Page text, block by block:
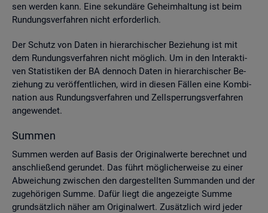
sen wer­den kann. Eine se­kun­dä­re Ge­heim­hal­tung ist beim
Run­dungs­ver­fah­ren nicht er­for­der­lich.
Der Schutz von Daten in hier­ar­chi­scher Be­zie­hung ist mit
dem Run­dungs­ver­fah­ren nicht mög­lich. Um in den In­ter­ak­ti­
ven Sta­tis­ti­ken der BA den­noch Daten in hier­ar­chi­scher Be­
zie­hung zu ver­öf­fent­li­chen, wird in die­sen Fäl­len eine Kom­bi­
na­ti­on aus Run­dungs­ver­fah­ren und Zell­sper­rungs­ver­fah­ren
an­ge­wen­det.
Sum­men
Sum­men wer­den auf Basis der Ori­gi­nal­wer­te be­rech­net und
an­schlie­ßend ge­run­det. Das führt mög­li­cher­wei­se zu einer
Ab­wei­chung zwi­schen den dar­ge­stell­ten Sum­man­den und der
zu­ge­hö­ri­gen Summe. Dafür liegt die an­ge­zeig­te Summe
grund­sätz­lich näher am Ori­gi­nal­wert. Zu­sätz­lich wird jeder